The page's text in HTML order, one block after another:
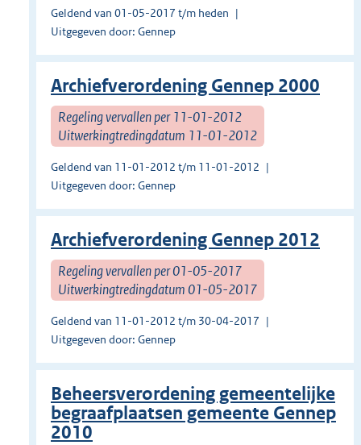
Geldend van 01-05-2017 t/m heden
Uitgegeven door: Gennep
Archiefverordening Gennep 2000
Regeling vervallen per 11-01-2012
Uitwerkingtredingdatum 11-01-2012
Geldend van 11-01-2012 t/m 11-01-2012
Uitgegeven door: Gennep
Archiefverordening Gennep 2012
Regeling vervallen per 01-05-2017
Uitwerkingtredingdatum 01-05-2017
Geldend van 11-01-2012 t/m 30-04-2017
Uitgegeven door: Gennep
Beheersverordening gemeentelijke
begraafplaatsen gemeente Gennep
2010